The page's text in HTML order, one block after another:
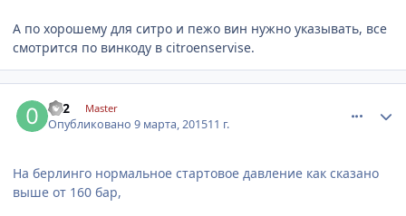
А по хорошему для ситро и пежо вин нужно указывать, все
смотрится по винкоду в citroenservise.
052 Master
Опубликовано9 марта, 201511 г.
На берлинго нормальное стартовое давление как сказано
выше от 160 бар,